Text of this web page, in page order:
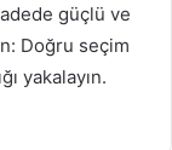
güçlü ve
Doğru seçim
yakalayın.